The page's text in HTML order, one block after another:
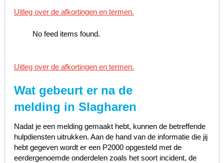
Uitleg over de afkortingen en termen.
No feed items found.
Uitleg over de afkortingen en termen.
Wat gebeurt er na de
melding in Slagharen
Nadat je een melding gemaakt hebt, kunnen de betreffende
hulpdiensten uitrukken. Aan de hand van de informatie die jij
hebt gegeven wordt er een P2000 opgesteld met de
eerdergenoemde onderdelen zoals het soort incident, de